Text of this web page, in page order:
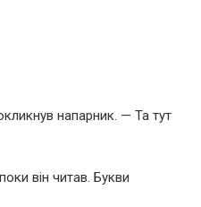
напарник. — Та тут
він читав. Букви